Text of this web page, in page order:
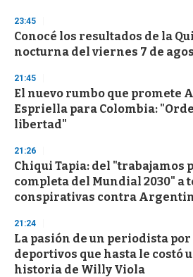
s
e
c
o
d
s
23:45
Conocé los resultados de la
nocturna del viernes 7 de
21:45
El nuevo rumbo que promete
Espriella para Colombia:
libertad"
21:26
Chiqui Tapia: del "trabajamos
completa del Mundial 2030" a
conspirativas contra
21:24
La pasión de un periodista por
deportivos que hasta le costó
historia de Willy Viola